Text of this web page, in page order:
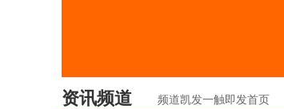
资讯频道 频道凯发一触即发首页